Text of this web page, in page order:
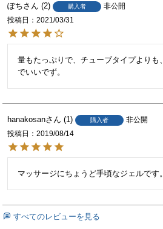
ぽち 2 購入者
非公開
投稿日
2021/03/31
量もたっぷりで、チューブタイプよりも
でいいでず。
hanakosan 1 購入者
非公開
投稿日
2019/08/14
マッサージにちょうど手頃なジェルです
すべてのレビューを見る